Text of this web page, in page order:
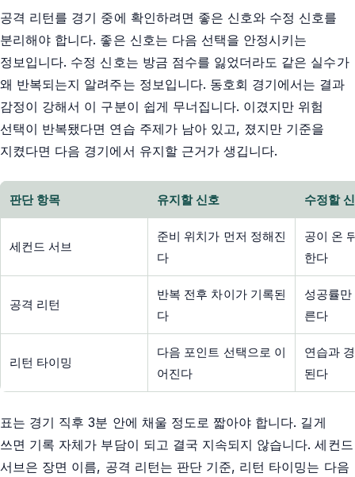
공격 리턴를 경기 중에 확인하려면 좋은 신호와 수정 신호를
분리해야 합니다. 좋은 신호는 다음 선택을 안정시키는
정보입니다. 수정 신호는 방금 점수를 잃었더라도 같은 실수가
왜 반복되는지 알려주는 정보입니다. 동호회 경기에서는 결과
감정이 강해서 이 구분이 쉽게 무너집니다. 이겼지만 위험
선택이 반복됐다면 연습 주제가 남아 있고, 졌지만 기준을
지켰다면 다음 경기에서 유지할 근거가 생깁니다.
판단 항목 유지할 신호 수정할
세컨드 서브
준비 위치가 먼저 정해진
다
공이 온
한다
공격 리턴
반복 전후 차이가 기록된
다
성공률
른다
리턴 타이밍
다음 포인트 선택으로 이
어진다
연습과
된다
표는 경기 직후 3분 안에 채울 정도로 짧아야 합니다. 길게
쓰면 기록 자체가 부담이 되고 결국 지속되지 않습니다. 세컨드
서브은 장면 이름, 공격 리턴는 판단 기준, 리턴 타이밍는 다음